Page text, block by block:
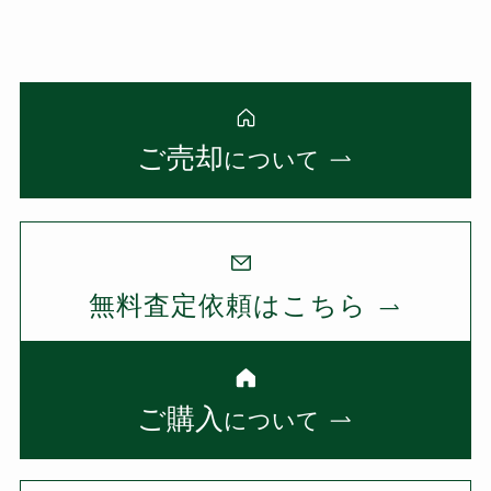
ご売却について
無料査定依頼はこちら
ご購入 について